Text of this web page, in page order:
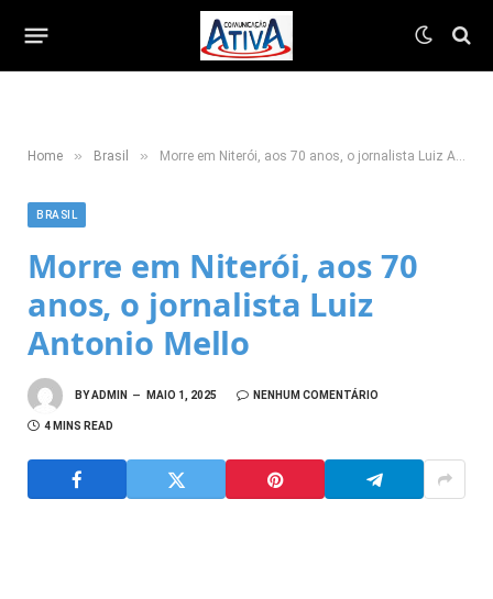
Home » Brasil » Morre em Niterói, aos 70 anos, o jornalista Luiz Antonio Mello
BRASIL
Morre em Niterói, aos 70
anos, o jornalista Luiz
Antonio Mello
BYADMIN MAIO 1, 2025 NENHUM COMENTÁRIO
4 MINS READ